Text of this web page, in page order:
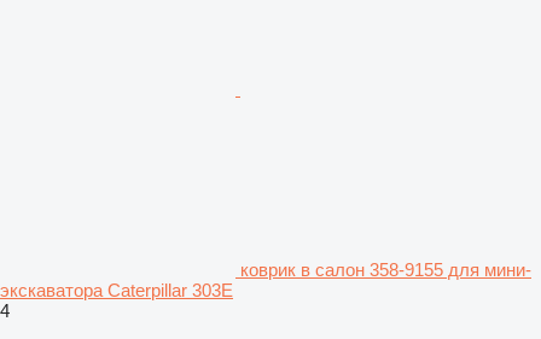
коврик в салон 358-9155 для мини-
экскаватора Caterpillar 303E
4